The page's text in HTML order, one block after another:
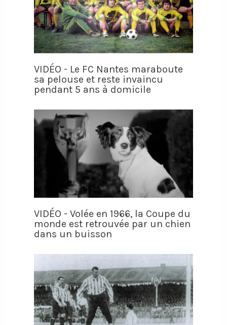
VIDÉO - Le FC Nantes maraboute
sa pelouse et reste invaincu
pendant 5 ans à domicile
VIDÉO - Volée en 1966, la Coupe du
monde est retrouvée par un chien
dans un buisson